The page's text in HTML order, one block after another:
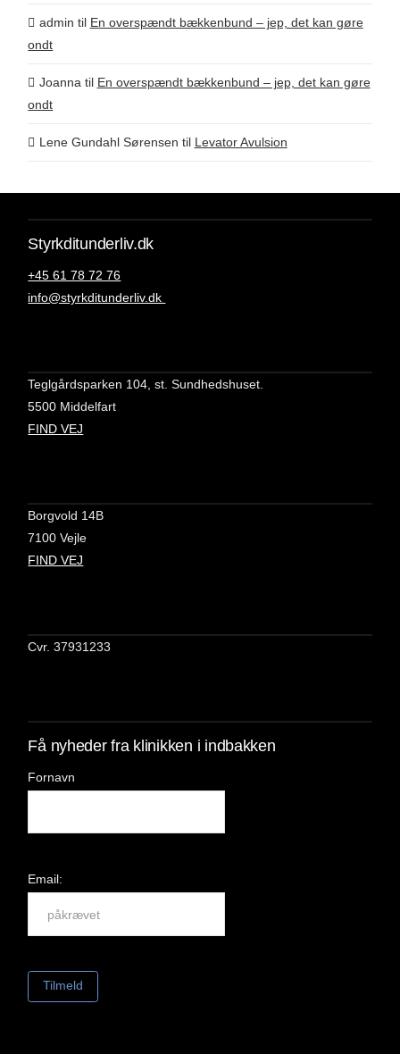
admin til En overspændt bækkenbund – jep, det kan gøre
ondt
Joanna til En overspændt bækkenbund – jep, det kan gøre
ondt
Lene Gundahl Sørensen til Levator Avulsion
Styrkditunderliv.dk
+45 61 78 72 76
info@styrkditunderliv.dk
Teglgårdsparken 104, st. Sundhedshuset.
5500 Middelfart
FIND VEJ
Borgvold 14B
7100 Vejle
FIND VEJ
Cvr. 37931233
Få nyheder fra klinikken i indbakken
Fornavn
Email: